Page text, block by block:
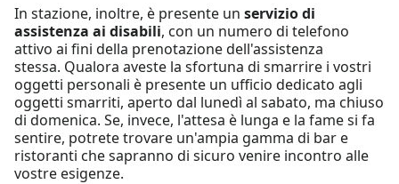
In stazione, inoltre, è presente un servizio di
assistenza ai disabili, con un numero di telefono
attivo ai fini della prenotazione dell'assistenza
stessa. Qualora aveste la sfortuna di smarrire i vostri
oggetti personali è presente un ufficio dedicato agli
oggetti smarriti, aperto dal lunedì al sabato, ma chiuso
di domenica. Se, invece, l'attesa è lunga e la fame si fa
sentire, potrete trovare un'ampia gamma di bar e
ristoranti che sapranno di sicuro venire incontro alle
vostre esigenze.